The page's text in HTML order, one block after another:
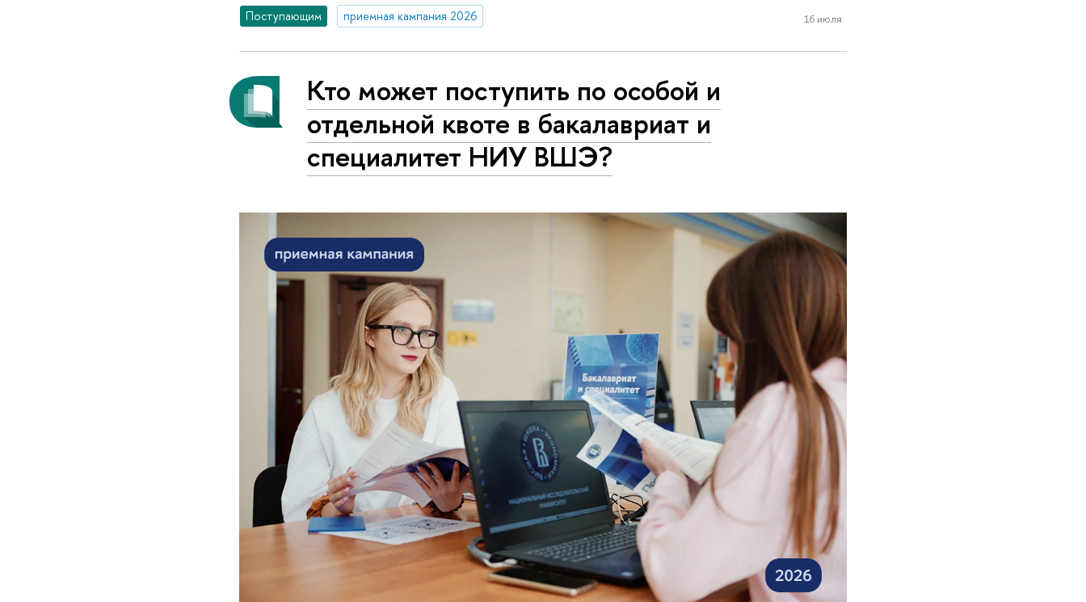
Поступающим приемная кампания 2026 16 июля
Кто может поступить по особой и
отдельной квоте в бакалавриат и
специалитет НИУ ВШЭ?